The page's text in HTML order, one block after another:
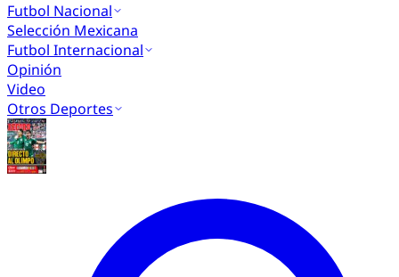
Futbol Nacional
Selección Mexicana
Futbol Internacional
Opinión
Video
Otros Deportes